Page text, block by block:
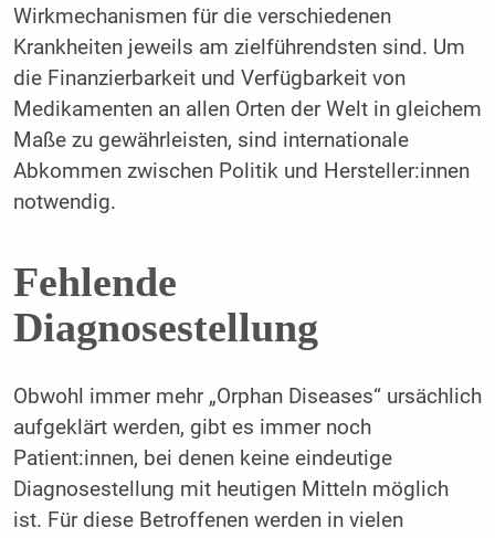
Wirkmechanismen für die verschiedenen
Krankheiten jeweils am zielführendsten sind. Um
die Finanzierbarkeit und Verfügbarkeit von
Medikamenten an allen Orten der Welt in gleichem
Maße zu gewährleisten, sind internationale
Abkommen zwischen Politik und Hersteller:innen
notwendig.
Fehlende
Diagnosestellung
Obwohl immer mehr „Orphan Diseases“ ursächlich
aufgeklärt werden, gibt es immer noch
Patient:innen, bei denen keine eindeutige
Diagnosestellung mit heutigen Mitteln möglich
ist. Für diese Betroffenen werden in vielen